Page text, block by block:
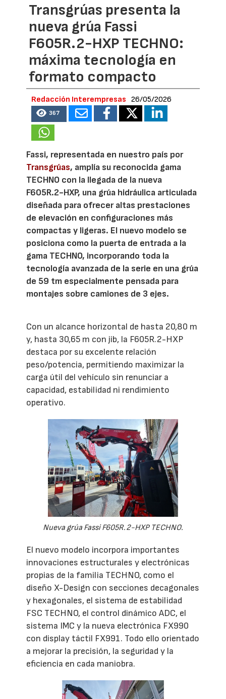
Transgrúas presenta la
nueva grúa Fassi
F605R.2-HXP TECHNO:
máxima tecnología en
formato compacto
Redacción Interempresas 26/05/2026
367
Fassi, representada en nuestro país por
Transgrúas, amplía su reconocida gama
TECHNO con la llegada de la nueva
F605R.2-HXP, una grúa hidráulica articulada
diseñada para ofrecer altas prestaciones
de elevación en configuraciones más
compactas y ligeras. El nuevo modelo se
posiciona como la puerta de entrada a la
gama TECHNO, incorporando toda la
tecnología avanzada de la serie en una grúa
de 59 tm especialmente pensada para
montajes sobre camiones de 3 ejes.
Con un alcance horizontal de hasta 20,80 m
y, hasta 30,65 m con jib, la F605R.2-HXP
destaca por su excelente relación
peso/potencia, permitiendo maximizar la
carga útil del vehículo sin renunciar a
capacidad, estabilidad ni rendimiento
operativo.
Nueva grúa Fassi F605R.2-HXP TECHNO.
El nuevo modelo incorpora importantes
innovaciones estructurales y electrónicas
propias de la familia TECHNO, como el
diseño X-Design con secciones decagonales
y hexagonales, el sistema de estabilidad
FSC TECHNO, el control dinámico ADC, el
sistema IMC y la nueva electrónica FX990
con display táctil FX991. Todo ello orientado
a mejorar la precisión, la seguridad y la
eficiencia en cada maniobra.